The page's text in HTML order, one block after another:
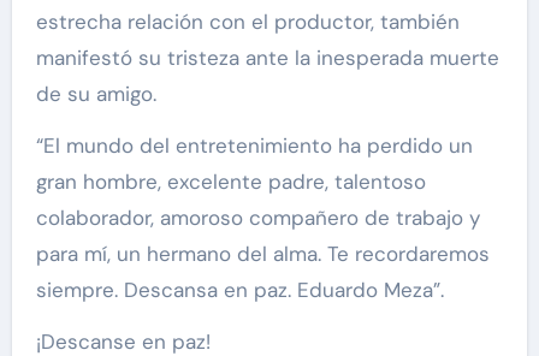
estrecha relación con el productor, también
manifestó su tristeza ante la inesperada muerte
de su amigo.
“El mundo del entretenimiento ha perdido un
gran hombre, excelente padre, talentoso
colaborador, amoroso compañero de trabajo y
para mí, un hermano del alma. Te recordaremos
siempre. Descansa en paz. Eduardo Meza”.
¡Descanse en paz!